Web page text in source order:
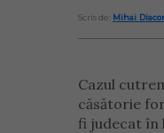
Scris de: Mihai
Cazul
căsătorie
fi judecat în